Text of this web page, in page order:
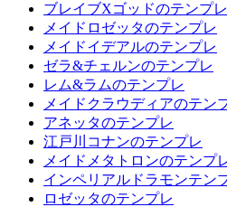
ブレイブXゴッドのテンプレ
メイドロゼッタのテンプレ
メイドイデアルのテンプレ
ゼラ&チェルンのテンプレ
レム&ラムのテンプレ
メイドクラウディアのテン
アネッタのテンプレ
江戸川コナンのテンプレ
メイドメタトロンのテンプ
インペリアルドラモンテン
ロゼッタのテンプレ